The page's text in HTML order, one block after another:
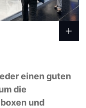
einen guten
die
und